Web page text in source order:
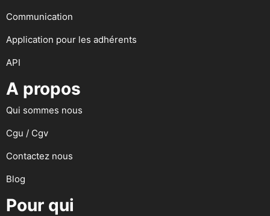
Communication
Application pour les adhérents
API
A propos
Qui sommes nous
Cgu / Cgv
Contactez nous
Blog
Pour qui